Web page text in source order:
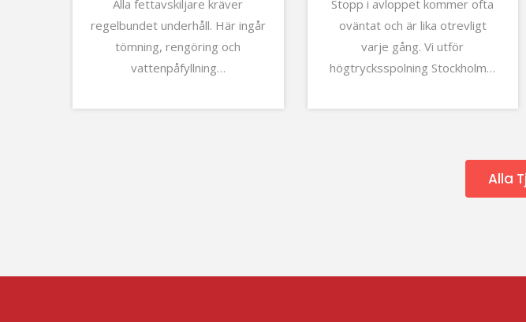
Alla fettavskiljare kräver
regelbundet underhåll. Här ingår
tömning, rengöring och
vattenpåfyllning…
Stopp i avloppet kommer ofta
oväntat och är lika otrevligt
varje gång. Vi utför
högtrycksspolning Stockholm…
Alla